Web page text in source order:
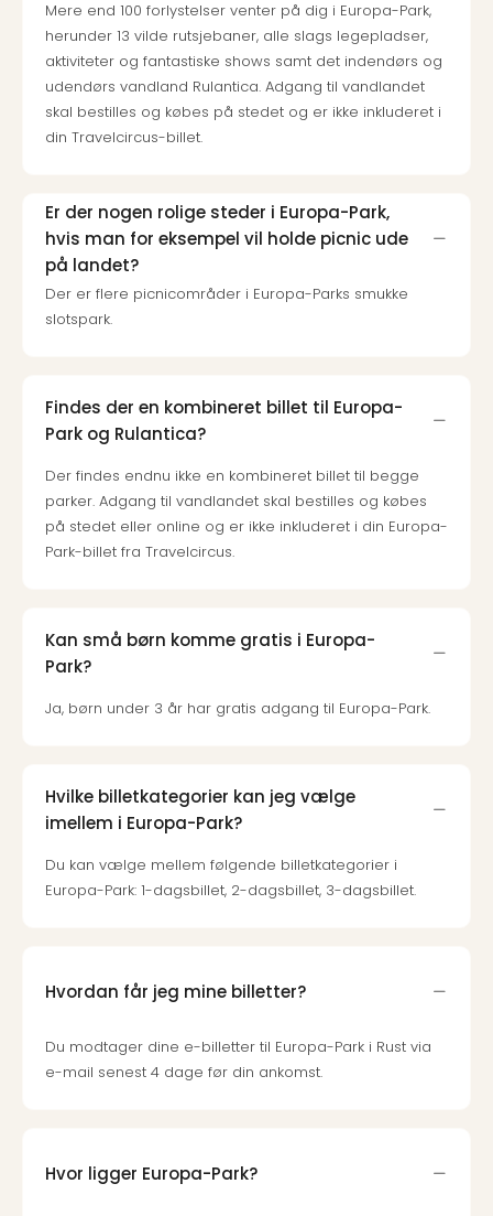
Mere end 100 forlystelser venter på dig i Europa-Park,
herunder 13 vilde rutsjebaner, alle slags legepladser,
aktiviteter og fantastiske shows samt det indendørs og
udendørs vandland Rulantica. Adgang til vandlandet
skal bestilles og købes på stedet og er ikke inkluderet i
din Travelcircus-billet.
Er der nogen rolige steder i Europa-Park,
hvis man for eksempel vil holde picnic ude
på landet?
Der er flere picnicområder i Europa-Parks smukke
slotspark.
Findes der en kombineret billet til Europa-
Park og Rulantica?
Der findes endnu ikke en kombineret billet til begge
parker. Adgang til vandlandet skal bestilles og købes
på stedet eller online og er ikke inkluderet i din Europa-
Park-billet fra Travelcircus.
Kan små børn komme gratis i Europa-
Park?
Ja, børn under 3 år har gratis adgang til Europa-Park.
Hvilke billetkategorier kan jeg vælge
imellem i Europa-Park?
Du kan vælge mellem følgende billetkategorier i
Europa-Park: 1-dagsbillet, 2-dagsbillet, 3-dagsbillet.
Hvordan får jeg mine billetter?
Du modtager dine e-billetter til Europa-Park i Rust via
e-mail senest 4 dage før din ankomst.
Hvor ligger Europa-Park?